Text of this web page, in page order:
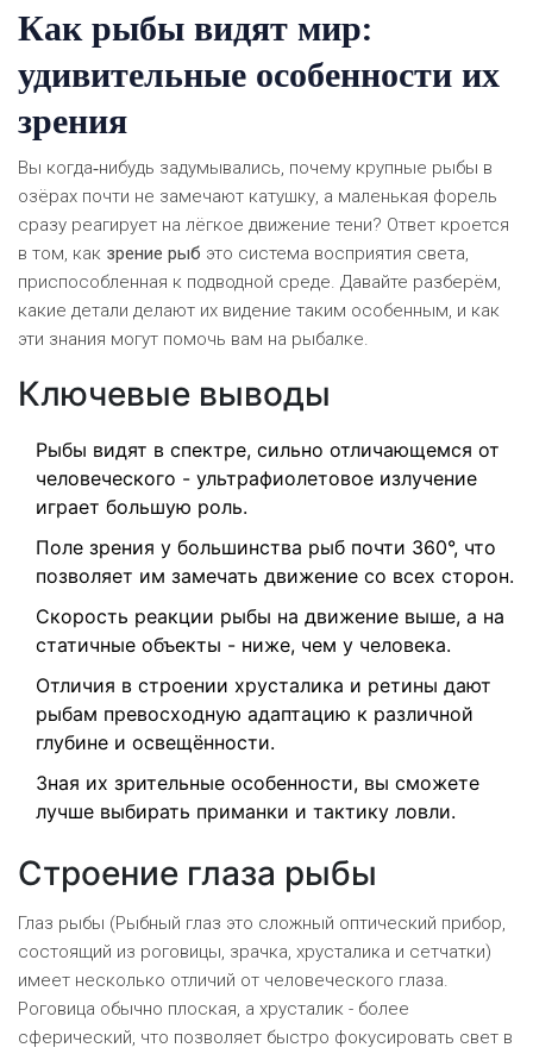
Как рыбы видят мир:
удивительные особенности их
зрения
Вы когда‑нибудь задумывались, почему крупные рыбы в
озёрах почти не замечают катушку, а маленькая форель
сразу реагирует на лёгкое движение тени? Ответ кроется
в том, как зрение рыб это система восприятия света,
приспособленная к подводной среде. Давайте разберём,
какие детали делают их видение таким особенным, и как
эти знания могут помочь вам на рыбалке.
Ключевые выводы
Рыбы видят в спектре, сильно отличающемся от
человеческого - ультрафиолетовое излучение
играет большую роль.
Поле зрения у большинства рыб почти 360°, что
позволяет им замечать движение со всех сторон.
Скорость реакции рыбы на движение выше, а на
статичные объекты - ниже, чем у человека.
Отличия в строении хрусталика и ретины дают
рыбам превосходную адаптацию к различной
глубине и освещённости.
Зная их зрительные особенности, вы сможете
лучше выбирать приманки и тактику ловли.
Строение глаза рыбы
Глаз рыбы (Рыбный глаз это сложный оптический прибор,
состоящий из роговицы, зрачка, хрусталика и сетчатки)
имеет несколько отличий от человеческого глаза.
Роговица обычно плоская, а хрусталик - более
сферический, что позволяет быстро фокусировать свет в